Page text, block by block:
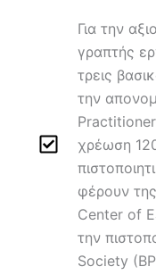
Για την
γραπτής
τρεις
την
χρέωση
φέρουν
Center of
την
Society